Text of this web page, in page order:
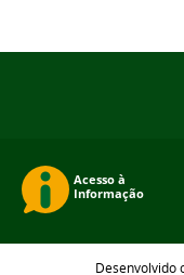
Desenvolvido